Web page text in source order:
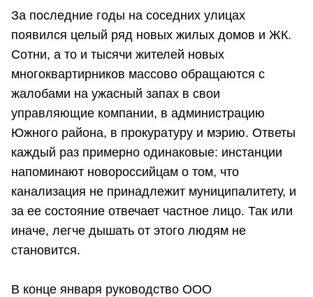
За последние годы на соседних улицах
появился целый ряд новых жилых домов и ЖК.
Сотни, а то и тысячи жителей новых
многоквартирников массово обращаются с
жалобами на ужасный запах в свои
управляющие компании, в администрацию
Южного района, в прокуратуру и мэрию. Ответы
каждый раз примерно одинаковые: инстанции
напоминают новороссийцам о том, что
канализация не принадлежит муниципалитету, и
за ее состояние отвечает частное лицо. Так или
иначе, легче дышать от этого людям не
становится.
В конце января руководство ООО